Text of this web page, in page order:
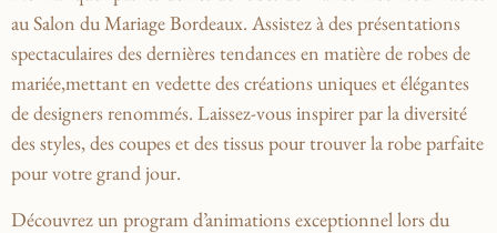
au Salon du Mariage Bordeaux.⁣ Assistez à des présentations
spectaculaires des dernières tendances ‌en matière de robes de
mariée,mettant en vedette des créations uniques et élégantes
de designers renommés. Laissez-vous inspirer par la ⁣diversité
des styles, des coupes et des tissus pour‍ trouver la robe parfaite
pour votre grand jour.
Découvrez​ un program d’animations exceptionnel lors du